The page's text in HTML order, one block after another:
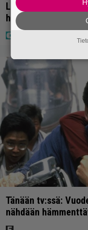
Laulaja Aki Samuli
hääkuva
Tänään tv:ssä:
nähdään